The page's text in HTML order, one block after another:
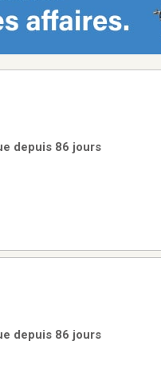
depuis 86 jours
depuis 86 jours